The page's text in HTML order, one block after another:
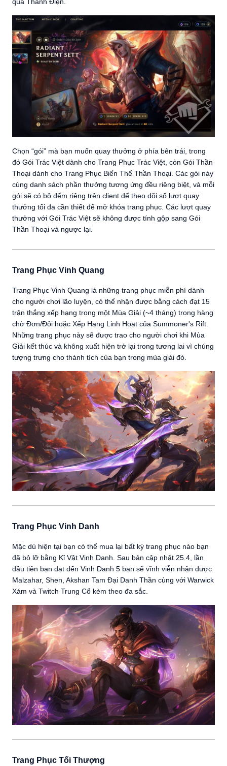
Chọn “gói” mà bạn muốn quay thưởng ở phía bên trái, trong
đó Gói Trác Việt dành cho Trang Phục Trác Việt, còn Gói Thần
Thoại dành cho Trang Phục Biến Thể Thần Thoại. Các gói này
cùng danh sách phần thưởng tương ứng đều riêng biệt, và mỗi
gói sẽ có bộ đếm riêng trên client để theo dõi số lượt quay
thưởng tối đa cần thiết để mở khóa trang phục. Các lượt quay
thưởng với Gói Trác Việt sẽ không được tính gộp sang Gói
Thần Thoại và ngược lại.
Trang Phục Vinh Quang
Trang Phục Vinh Quang là những trang phục miễn phí dành
cho người chơi lão luyện, có thể nhận được bằng cách đạt 15
trận thắng xếp hạng trong một Mùa Giải (~4 tháng) trong hàng
chờ Đơn/Đôi hoặc Xếp Hạng Linh Hoạt của Summoner's Rift.
Những trang phục này sẽ được trao cho người chơi khi Mùa
Giải kết thúc và không xuất hiện trở lại trong tương lai vì chúng
tượng trưng cho thành tích của bạn trong mùa giải đó.
Trang Phục Vinh Danh
Mặc dù hiện tại bạn có thể mua lại bất kỳ trang phục nào bạn
đã bỏ lỡ bằng Kỉ Vật Vinh Danh. Sau bản cập nhật 25.4, lần
đầu tiên bạn đạt đến Vinh Danh 5 bạn sẽ vĩnh viễn nhận được
Malzahar, Shen, Akshan Tam Đại Danh Thần cùng với Warwick
Xám và Twitch Trung Cổ kèm theo đa sắc.
Trang Phục Tối Thượng